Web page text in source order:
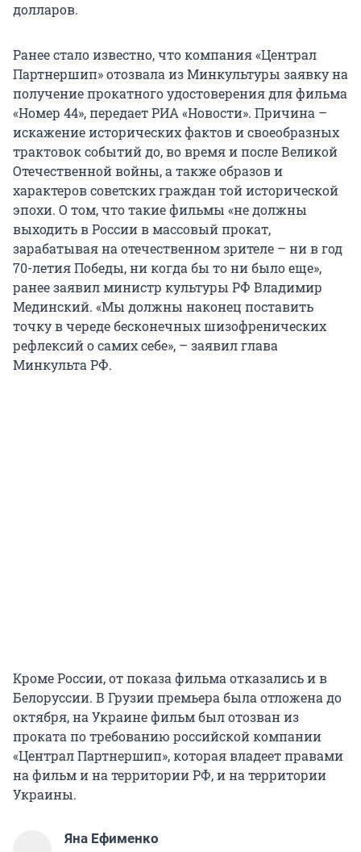
долларов.
Ранее стало известно, что компания «Централ
Партнершип» отозвала из Минкультуры заявку на
получение прокатного удостоверения для фильма
«Номер 44», передает РИА «Новости». Причина –
искажение исторических фактов и своеобразных
трактовок событий до, во время и после Великой
Отечественной войны, а также образов и
характеров советских граждан той исторической
эпохи. О том, что такие фильмы «не должны
выходить в России в массовый прокат,
зарабатывая на отечественном зрителе – ни в год
70-летия Победы, ни когда бы то ни было еще»,
ранее заявил министр культуры РФ Владимир
Мединский. «Мы должны наконец поставить
точку в череде бесконечных шизофренических
рефлексий о самих себе», – заявил глава
Минкульта РФ.
Кроме России, от показа фильма отказались и в
Белоруссии. В Грузии премьера была отложена до
октября, на Украине фильм был отозван из
проката по требованию российской компании
«Централ Партнершип», которая владеет правами
на фильм и на территории РФ, и на территории
Украины.
Яна Ефименко